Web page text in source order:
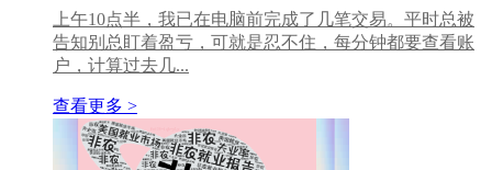
上午10点半，我已在电脑前完成了几笔交易。平时总被
告知别总盯着盈亏，可就是忍不住，每分钟都要查看账
户，计算过去几...
查看更多 >